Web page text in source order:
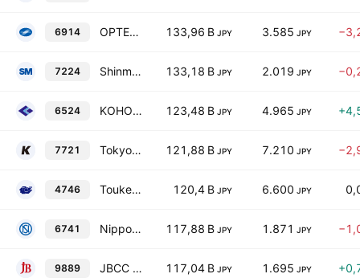
6914 OPTEX GROUP Company Limited 133,96 B JPY 3.585 JPY
7224 Shinmaywa Industries,Ltd. 133,18 B JPY 2.019 JPY
6524 KOHOKU KOGYO CO. LTD. 123,48 B JPY 4.965 JPY
7721 Tokyo Keiki Inc. 121,88 B JPY 7.210 JPY
4746 Toukei Computer Co., Ltd. 120,4 B JPY 6.600 JPY
6741 Nippon Signal Company, Limited 117,88 B JPY 1.871 JPY
9889 JBCC Holdings Inc. 117,04 B JPY 1.695 JPY